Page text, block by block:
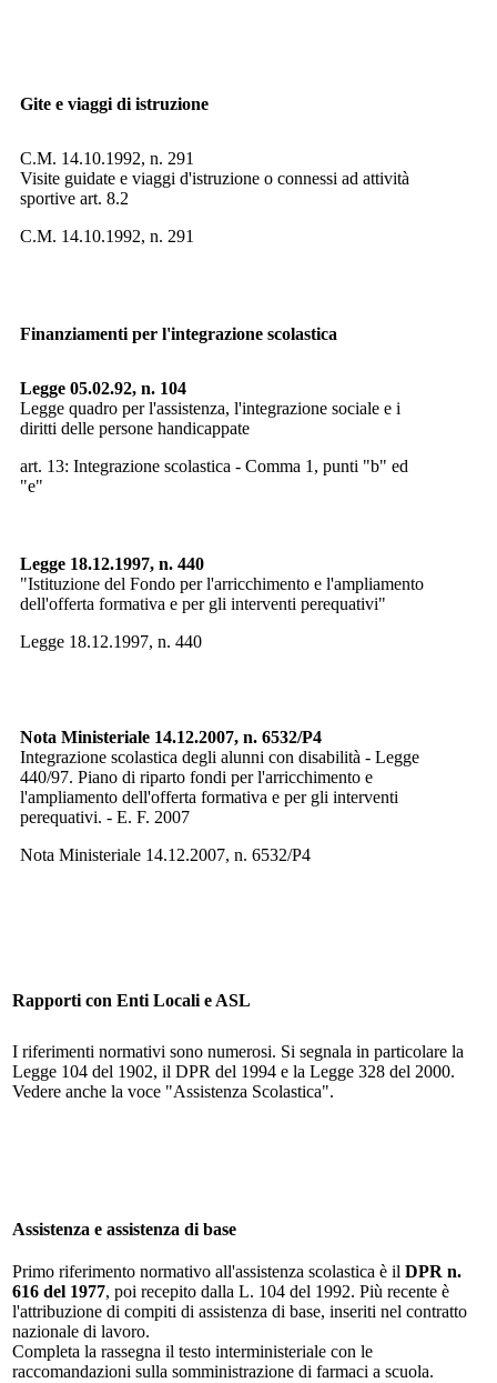
Gite e viaggi di istruzione
C.M. 14.10.1992, n. 291
Visite guidate e viaggi d'istruzione o connessi ad attività
sportive art. 8.2
C.M. 14.10.1992, n. 291
Finanziamenti per l'integrazione scolastica
Legge 05.02.92, n. 104
Legge quadro per l'assistenza, l'integrazione sociale e i
diritti delle persone handicappate
art. 13: Integrazione scolastica - Comma 1, punti "b" ed
"e"
Legge 18.12.1997, n. 440
"Istituzione del Fondo per l'arricchimento e l'ampliamento
dell'offerta formativa e per gli interventi perequativi"
Legge 18.12.1997, n. 440
Nota Ministeriale 14.12.2007, n. 6532/P4
Integrazione scolastica degli alunni con disabilità - Legge
440/97. Piano di riparto fondi per l'arricchimento e
l'ampliamento dell'offerta formativa e per gli interventi
perequativi. - E. F. 2007
Nota Ministeriale 14.12.2007, n. 6532/P4
Rapporti con Enti Locali e ASL
I riferimenti normativi sono numerosi. Si segnala in particolare la
Legge 104 del 1902, il DPR del 1994 e la Legge 328 del 2000.
Vedere anche la voce "Assistenza Scolastica".
Assistenza e assistenza di base
Primo riferimento normativo all'assistenza scolastica è il DPR n.
616 del 1977, poi recepito dalla L. 104 del 1992. Più recente è
l'attribuzione di compiti di assistenza di base, inseriti nel contratto
nazionale di lavoro.
Completa la rassegna il testo interministeriale con le
raccomandazioni sulla somministrazione di farmaci a scuola.